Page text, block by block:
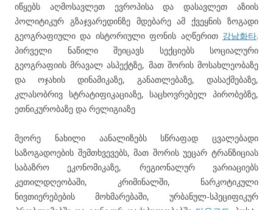
იწყებს აღმოსავლეთ ევროპისა და დასავლეთ აზიის
პოლიტიკურ გზაჯვარედინზე მდებარე ამ ქვეყნის ზოგადი
გეოგრაფიული და ისტორიული ფონის აღწერით 강남화타.
პირველი ნაწილი შეიცავს სექციებს სოციალური
გეოგრაფიის მრავალ ასპექტზე, მათ შორის მოსახლეობაზე
და ოჯახის დინამიკაზე, განათლებაზე, დასაქმებაზე,
კლასობრივ სტრატიფიკაციაზე, საცხოვრებელ პირობებზე,
ეთნიკურობაზე და რელიგიაზე
მეორე ნახილი აანალიზებს სწრაფად ცვალებადი
საზოგადოების შემთხვევებს, მათ შორის უეცარ ტრანზიციას
საბაზრო ეკონომიკაზე, რეგიონალურ ვარიაციებს
კეთილდღეობაში, კრიმინალში, ნარკოტიკული
ნივთიერებების მოხმარებაში, ურბანულ-სპეციფიკურ